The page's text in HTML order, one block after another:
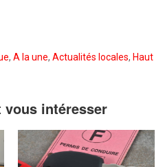
, A la une, Actualités locales, Haut
vous intéresser